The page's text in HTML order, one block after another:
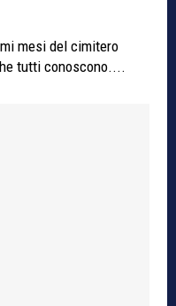
mesi del cimitero
tutti conoscono....